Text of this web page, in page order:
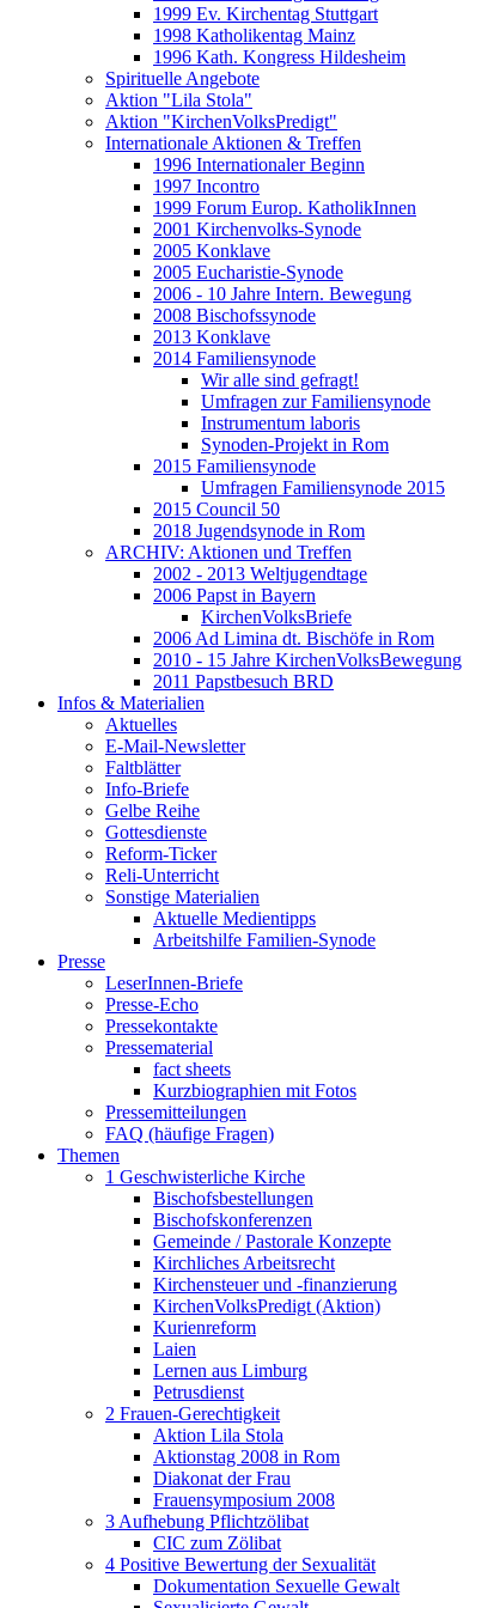
1999 Ev. Kirchentag Stuttgart
1998 Katholikentag Mainz
1996 Kath. Kongress Hildesheim
Spirituelle Angebote
Aktion "Lila Stola"
Aktion "KirchenVolksPredigt"
Internationale Aktionen & Treffen
1996 Internationaler Beginn
1997 Incontro
1999 Forum Europ. KatholikInnen
2001 Kirchenvolks-Synode
2005 Konklave
2005 Eucharistie-Synode
2006 - 10 Jahre Intern. Bewegung
2008 Bischofssynode
2013 Konklave
2014 Familiensynode
Wir alle sind gefragt!
Umfragen zur Familiensynode
Instrumentum laboris
Synoden-Projekt in Rom
2015 Familiensynode
Umfragen Familiensynode 2015
2015 Council 50
2018 Jugendsynode in Rom
ARCHIV: Aktionen und Treffen
2002 - 2013 Weltjugendtage
2006 Papst in Bayern
KirchenVolksBriefe
2006 Ad Limina dt. Bischöfe in Rom
2010 - 15 Jahre KirchenVolksBewegung
2011 Papstbesuch BRD
Infos & Materialien
Aktuelles
E-Mail-Newsletter
Faltblätter
Info-Briefe
Gelbe Reihe
Gottesdienste
Reform-Ticker
Reli-Unterricht
Sonstige Materialien
Aktuelle Medientipps
Arbeitshilfe Familien-Synode
Presse
LeserInnen-Briefe
Presse-Echo
Pressekontakte
Pressematerial
fact sheets
Kurzbiographien mit Fotos
Pressemitteilungen
FAQ (häufige Fragen)
Themen
1 Geschwisterliche Kirche
Bischofsbestellungen
Bischofskonferenzen
Gemeinde / Pastorale Konzepte
Kirchliches Arbeitsrecht
Kirchensteuer und -finanzierung
KirchenVolksPredigt (Aktion)
Kurienreform
Laien
Lernen aus Limburg
Petrusdienst
2 Frauen-Gerechtigkeit
Aktion Lila Stola
Aktionstag 2008 in Rom
Diakonat der Frau
Frauensymposium 2008
3 Aufhebung Pflichtzölibat
CIC zum Zölibat
4 Positive Bewertung der Sexualität
Dokumentation Sexuelle Gewalt